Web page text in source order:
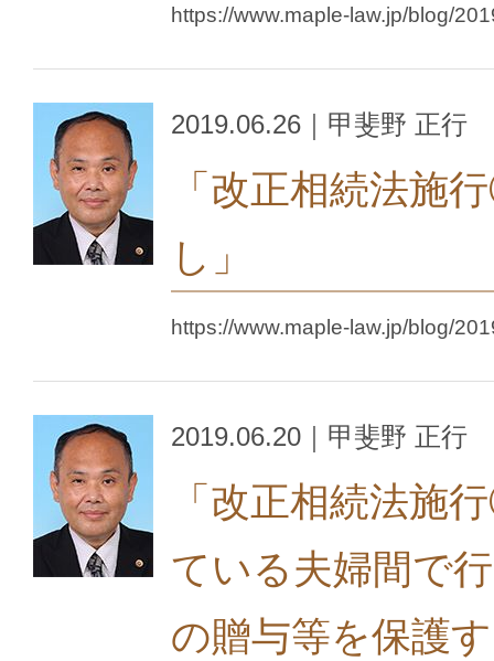
https://www.maple-law.jp/blog/
2019.06.26｜甲斐野 正行
「改正相続法施
し」
https://www.maple-law.jp/blog/
2019.06.20｜甲斐野 正行
「改正相続法施
ている夫婦間で
の贈与等を保護